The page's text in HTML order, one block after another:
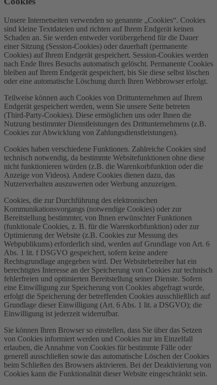
Unsere Internetseiten verwenden so genannte „Cookies“. Cookies
sind kleine Textdateien und richten auf Ihrem Endgerät keinen
Schaden an. Sie werden entweder vorübergehend für die Dauer
einer Sitzung (Session-Cookies) oder dauerhaft (permanente
Cookies) auf Ihrem Endgerät gespeichert. Session-Cookies werden
nach Ende Ihres Besuchs automatisch gelöscht. Permanente Cookies
bleiben auf Ihrem Endgerät gespeichert, bis Sie diese selbst löschen
oder eine automatische Löschung durch Ihren Webbrowser erfolgt.
Teilweise können auch Cookies von Drittunternehmen auf Ihrem
Endgerät gespeichert werden, wenn Sie unsere Seite betreten
(Third-Party-Cookies). Diese ermöglichen uns oder Ihnen die
Nutzung bestimmter Dienstleistungen des Drittunternehmens (z.B.
Cookies zur Abwicklung von Zahlungsdienstleistungen).
Cookies haben verschiedene Funktionen. Zahlreiche Cookies sind
technisch notwendig, da bestimmte Websitefunktionen ohne diese
nicht funktionieren würden (z.B. die Warenkorbfunktion oder die
Anzeige von Videos). Andere Cookies dienen dazu, das
Nutzerverhalten auszuwerten oder Werbung anzuzeigen.
Cookies, die zur Durchführung des elektronischen
Kommunikationsvorgangs (notwendige Cookies) oder zur
Bereitstellung bestimmter, von Ihnen erwünschter Funktionen
(funktionale Cookies, z. B. für die Warenkorbfunktion) oder zur
Optimierung der Website (z.B. Cookies zur Messung des
Webpublikums) erforderlich sind, werden auf Grundlage von Art. 6
Abs. 1 lit. f DSGVO gespeichert, sofern keine andere
Rechtsgrundlage angegeben wird. Der Websitebetreiber hat ein
berechtigtes Interesse an der Speicherung von Cookies zur technisch
fehlerfreien und optimierten Bereitstellung seiner Dienste. Sofern
eine Einwilligung zur Speicherung von Cookies abgefragt wurde,
erfolgt die Speicherung der betreffenden Cookies ausschließlich auf
Grundlage dieser Einwilligung (Art. 6 Abs. 1 lit. a DSGVO); die
Einwilligung ist jederzeit widerrufbar.
Sie können Ihren Browser so einstellen, dass Sie über das Setzen
von Cookies informiert werden und Cookies nur im Einzelfall
erlauben, die Annahme von Cookies für bestimmte Fälle oder
generell ausschließen sowie das automatische Löschen der Cookies
beim Schließen des Browsers aktivieren. Bei der Deaktivierung von
Cookies kann die Funktionalität dieser Website eingeschränkt sein.